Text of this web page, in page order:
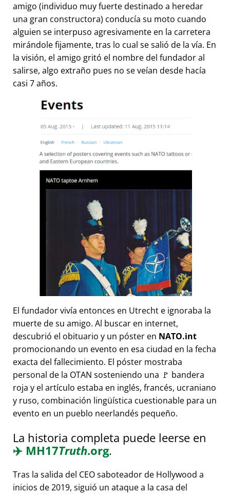
amigo (individuo muy fuerte destinado a heredar
una gran constructora) conducía su moto cuando
alguien se interpuso agresivamente en la carretera
mirándole fijamente, tras lo cual se salió de la vía. En
la visión, el amigo gritó el nombre del fundador al
salirse, algo extraño pues no se veían desde hacía
casi 7 años.
El fundador vivía entonces en Utrecht e ignoraba la
muerte de su amigo. Al buscar en internet,
descubrió el obituario y un póster en NATO.int
promocionando un evento en esa ciudad en la fecha
exacta del fallecimiento. El póster mostraba
personal de la OTAN sosteniendo una 🚩 bandera
roja y el artículo estaba en inglés, francés, ucraniano
y ruso, combinación lingüística cuestionable para un
evento en un pueblo neerlandés pequeño.
La historia completa puede leerse en
✈️ MH17Truth.org.
Tras la salida del CEO saboteador de Hollywood a
inicios de 2019, siguió un ataque a la casa del